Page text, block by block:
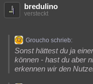
bredulino
versteckt
Groucho schrieb:
Sonst hättest du ja
können - hast du aber
erkennen wir den